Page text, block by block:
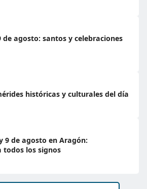
agosto: santos y celebraciones
históricas y culturales del día
9 de agosto en Aragón:
todos los signos